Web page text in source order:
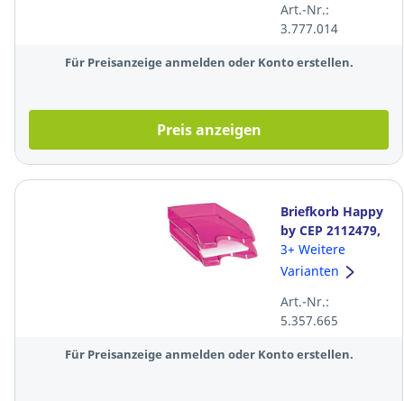
Art.-Nr.:
3.777.014
Für Preisanzeige anmelden oder Konto erstellen.
Preis anzeigen
Briefkorb Happy
by CEP 2112479,
stapelbar,
260x345x64mm,
3+ Weitere
Varianten
Art.-Nr.:
5.357.665
Für Preisanzeige anmelden oder Konto erstellen.